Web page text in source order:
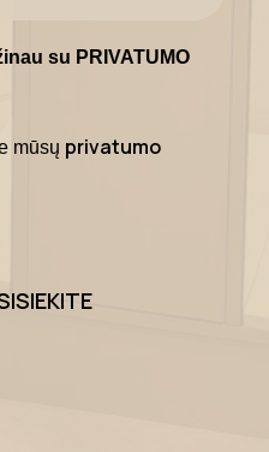
su PRIVATUMO
mūsų privatumo